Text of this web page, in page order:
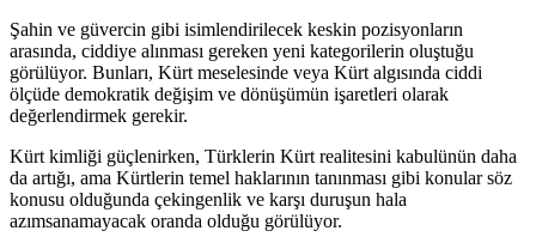
Şahin ve güvercin gibi isimlendirilecek keskin pozisyonların
arasında, ciddiye alınması gereken yeni kategorilerin oluştuğu
görülüyor. Bunları, Kürt meselesinde veya Kürt algısında ciddi
ölçüde demokratik değişim ve dönüşümün işaretleri olarak
değerlendirmek gerekir.
Kürt kimliği güçlenirken, Türklerin Kürt realitesini kabulünün daha
da artığı, ama Kürtlerin temel haklarının tanınması gibi konular söz
konusu olduğunda çekingenlik ve karşı duruşun hala
azımsanamayacak oranda olduğu görülüyor.